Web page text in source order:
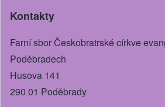
o er
Kontakty
Farní sbor Českobratrské církve
Poděbradech
Husova 141
290 01 Poděbrady